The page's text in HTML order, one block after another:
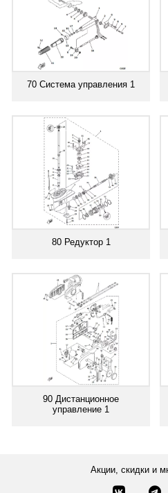
70 Система управления 1
80 Редуктор 1
90 Дистанционное
управление 1
Акции, скидки и